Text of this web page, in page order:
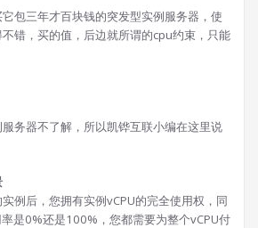
包三年才百块钱的突发型实例服务器，使
错，买的值，后边就所谓的cpu约束，只能
务器不了解，所以凯铧互联小编在这里说
例后，您拥有实例vCPU的完全使用权，同
是0%还是100%，您都需要为整个vCPU付